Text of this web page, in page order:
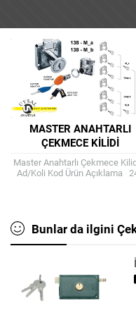
MASTER ANAHTARLI
ÇEKMECE KILIDI
Master Anahtarlı Çekmece
Ad/Koli Kod Ürün Açıklama
Bunlar da ilgini